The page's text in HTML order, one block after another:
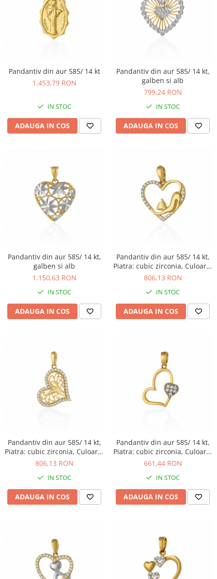
Pandantiv din aur 585/ 14 kt
1.453,79 RON
IN STOC
ADAUGA IN COS
Pandantiv din aur 585/ 14 kt,
galben si alb
799,24 RON
IN STOC
ADAUGA IN COS
Pandantiv din aur 585/ 14 kt,
galben si alb
1.150,63 RON
IN STOC
ADAUGA IN COS
Pandantiv din aur 585/ 14 kt,
Piatra: cubic zirconia, Culoare:
transparenta
806,13 RON
IN STOC
ADAUGA IN COS
Pandantiv din aur 585/ 14 kt,
Piatra: cubic zirconia, Culoare:
transparenta
806,13 RON
IN STOC
ADAUGA IN COS
Pandantiv din aur 585/ 14 kt,
Piatra: cubic zirconia, Culoare:
transparenta
661,44 RON
IN STOC
ADAUGA IN COS